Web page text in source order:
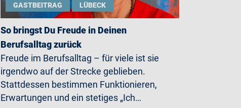
GASTBEITRAG LÜBECK
So bringst Du Freude in Deinen
Berufsalltag zurück
Freude im Berufsalltag – für viele ist sie
irgendwo auf der Strecke geblieben.
Stattdessen bestimmen Funktionieren,
Erwartungen und ein stetiges „Ich…